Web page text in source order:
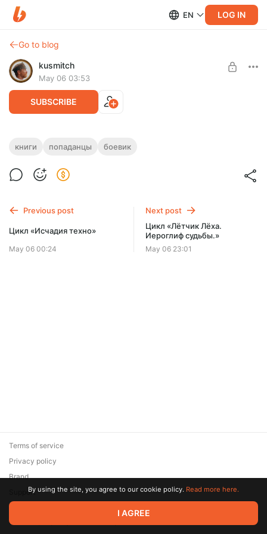
EN LOG IN
Go to blog
kusmitch
May 06 03:53
SUBSCRIBE
Цикл «Лётчик Лёха»
Полеты, любовь, смешные и опасные приключения
морского лётчика.
$1.94 per month -25%
Billed every 12 months.
The discount applies to the first 12 months only.
книги попаданцы боевик
Previous post
Цикл «Исчадия техно»
May 06 00:24
Next post
Цикл «Лётчик Лёха.
Иероглиф судьбы.»
May 06 23:01
© 2026 Zaya Solutions Limited. All rights reserved. All trademarks
are the property of their respective owners.
Terms of service
Privacy policy
Brand
SupportBy using the site, you agree to our cookie policy. Read more here.
I AGREE